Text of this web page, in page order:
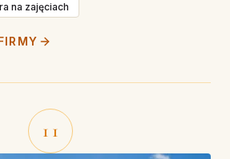
na zajęciach
11